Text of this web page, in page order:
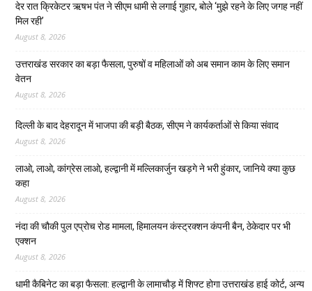
देर रात क्रिकेटर ऋषभ पंत ने सीएम धामी से लगाई गुहार, बोले ‘मुझे रहने के लिए जगह नहीं
मिल रही’
August 8, 2026
उत्तराखंड सरकार का बड़ा फैसला, पुरुषों व महिलाओं को अब समान काम के लिए समान
वेतन
August 8, 2026
दिल्ली के बाद देहरादून में भाजपा की बड़ी बैठक, सीएम ने कार्यकर्ताओं से किया संवाद
August 8, 2026
लाओ, लाओ, कांग्रेस लाओ, हल्द्वानी में मल्लिकार्जुन खड़गे ने भरी हुंकार, जानिये क्या कुछ
कहा
August 8, 2026
नंदा की चौकी पुल एप्रोच रोड मामला, हिमालयन कंस्ट्रक्शन कंपनी बैन, ठेकेदार पर भी
एक्शन
August 8, 2026
धामी कैबिनेट का बड़ा फैसला: हल्द्वानी के लामाचौड़ में शिफ्ट होगा उत्तराखंड हाई कोर्ट, अन्य